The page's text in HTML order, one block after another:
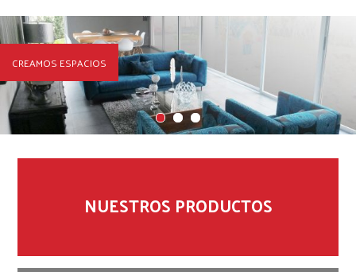
Cocinas
Salas
Recámaras
Oficinas
Comercial
CREAMOS ESPACIOS
NUESTROS PRODUCTOS